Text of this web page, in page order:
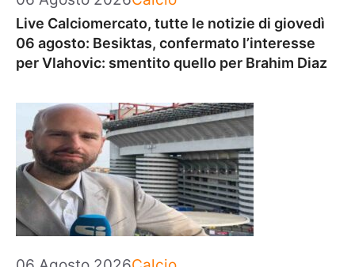
Live Calciomercato, tutte le notizie di giovedì
06 agosto: Besiktas, confermato l’interesse
per Vlahovic: smentito quello per Brahim Diaz
Categorie